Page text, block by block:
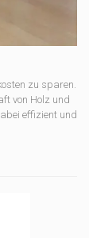
zu sparen.
von Holz und
effizient und